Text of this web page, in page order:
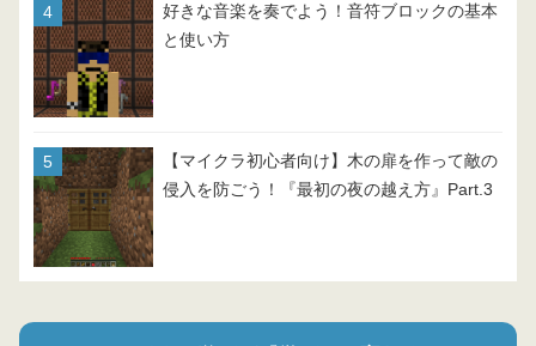
好きな音楽を奏でよう！音符ブロックの基本
と使い方
【マイクラ初心者向け】木の扉を作って敵の
侵入を防ごう！『最初の夜の越え方』Part.3